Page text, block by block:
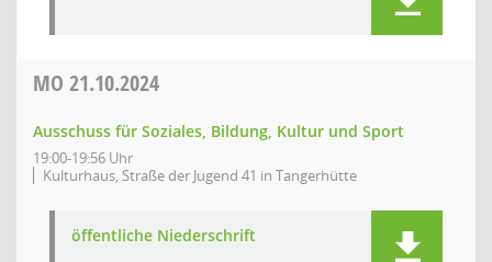
MO 21.10.2024
Ausschuss für Soziales, Bildung, Kultur und Sport
19:00-19:56 Uhr
Kulturhaus, Straße der Jugend 41 in Tangerhütte
öffentliche Niederschrift